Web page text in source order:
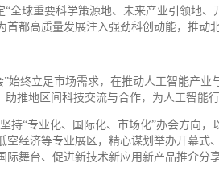
全球重要科学策源地、未来产业引领地
都高质量发展注入强劲科创动能，推动
终立足市场需求，在推动人工智能产
推地区间科技交流与合作，为人工智能
“专业化、国际化、市场化”办会方向
空经济等专业展区，精心谋划举办开幕
舞台、促进新技术新应用新产品推介分